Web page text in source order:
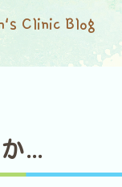
Clinic Blog
…